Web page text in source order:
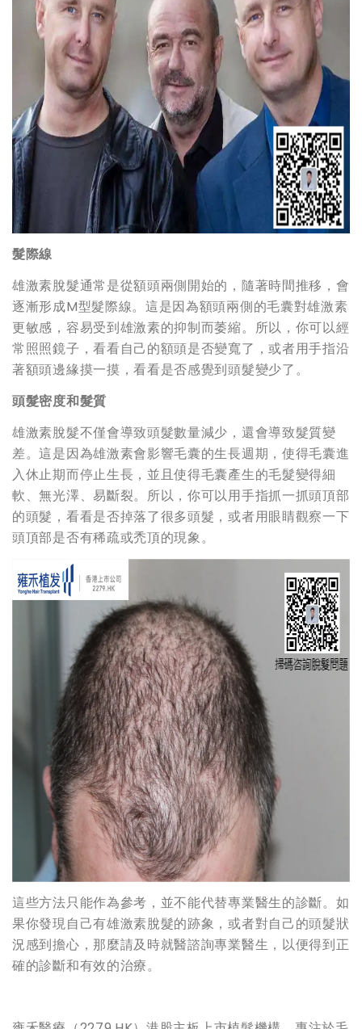
髮際線
雄激素脫髮通常是從額頭兩側開始的，隨著時間推移，會
逐漸形成M型髮際線。這是因為額頭兩側的毛囊對雄激素
更敏感，容易受到雄激素的抑制而萎縮。所以，你可以經
常照照鏡子，看看自己的額頭是否變寬了，或者用手指沿
著額頭邊緣摸一摸，看看是否感覺到頭髮變少了。
頭髮密度和髮質
雄激素脫髮不僅會導致頭髮數量減少，還會導致髮質變
差。這是因為雄激素會影響毛囊的生長週期，使得毛囊進
入休止期而停止生長，並且使得毛囊產生的毛髮變得細
軟、無光澤、易斷裂。所以，你可以用手指抓一抓頭頂部
的頭髮，看看是否掉落了很多頭髮，或者用眼睛觀察一下
頭頂部是否有稀疏或禿頂的現象。
這些方法只能作為參考，並不能代替專業醫生的診斷。如
果你發現自己有雄激素脫髮的跡象，或者對自己的頭髮狀
況感到擔心，那麼請及時就醫諮詢專業醫生，以便得到正
確的診斷和有效的治療。